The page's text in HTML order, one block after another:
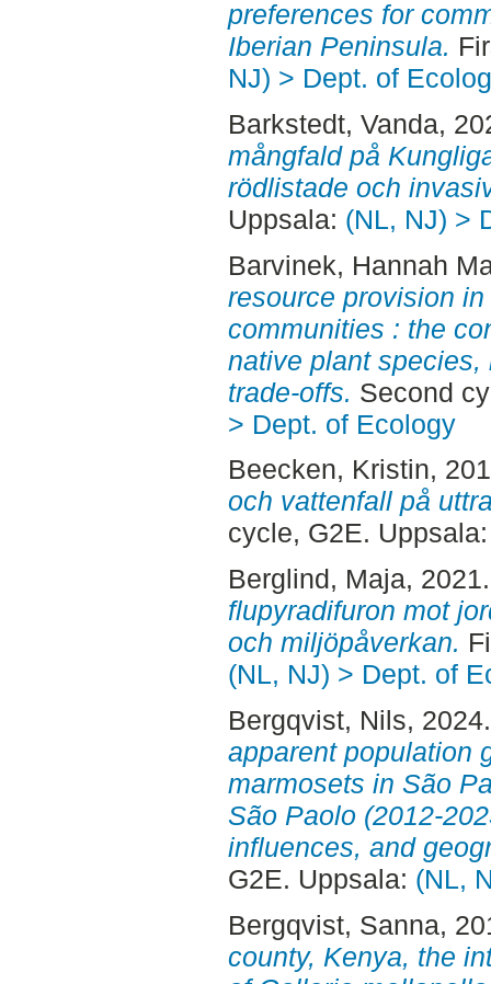
preferences for
Iberian Peninsula.
NJ) > Dept. of
Barkstedt, Vanda,
mångfald på
rödlistade och
Uppsala: (NL, NJ) >
Barvinek, Hannah
resource provision
communities : the
native plant
trade-offs. Second
> Dept. of Ecology
Beecken, Kristin,
och vattenfall på
cycle, G2E.
Berglind, Maja,
flupyradifuron mot
och miljöpåverkan.
(NL, NJ) > Dept. of
Bergqvist, Nils,
apparent population
marmosets in São
São Paolo (2012-
influences, and
G2E. Uppsala: (NL,
Bergqvist, Sanna,
county, Kenya, the